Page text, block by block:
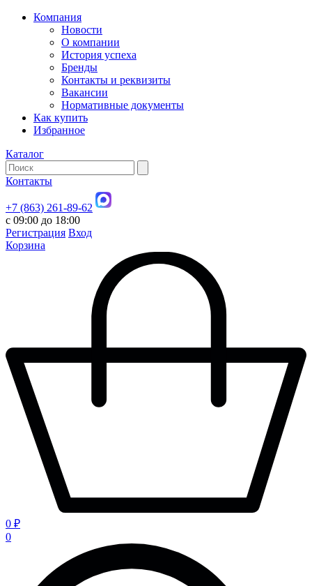
Компания
Новости
О компании
История успеха
Бренды
Контакты и реквизиты
Вакансии
Нормативные документы
Как купить
Избранное
Каталог
Контакты
+7 (863) 261-89-62
с 09:00 до 18:00
Регистрация Вход
Корзина
0 ₽
0